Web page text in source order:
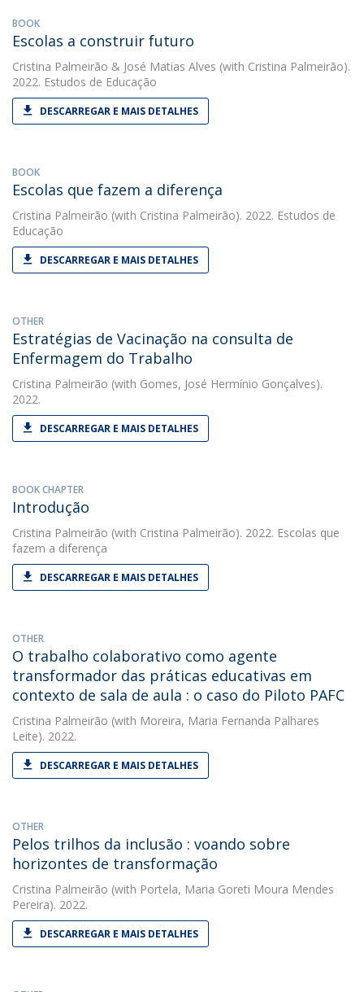
BOOK
Escolas a construir futuro
Cristina Palmeirão & José Matias Alves (with Cristina Palmeirão).
2022. Estudos de Educação
DESCARREGAR E MAIS DETALHES
BOOK
Escolas que fazem a diferença
Cristina Palmeirão (with Cristina Palmeirão). 2022. Estudos de
Educação
DESCARREGAR E MAIS DETALHES
OTHER
Estratégias de Vacinação na consulta de
Enfermagem do Trabalho
Cristina Palmeirão (with Gomes, José Hermínio Gonçalves).
2022.
DESCARREGAR E MAIS DETALHES
BOOK CHAPTER
Introdução
Cristina Palmeirão (with Cristina Palmeirão). 2022. Escolas que
fazem a diferença
DESCARREGAR E MAIS DETALHES
OTHER
O trabalho colaborativo como agente
transformador das práticas educativas em
contexto de sala de aula : o caso do Piloto PAFC
Cristina Palmeirão (with Moreira, Maria Fernanda Palhares
Leite). 2022.
DESCARREGAR E MAIS DETALHES
OTHER
Pelos trilhos da inclusão : voando sobre
horizontes de transformação
Cristina Palmeirão (with Portela, Maria Goreti Moura Mendes
Pereira). 2022.
DESCARREGAR E MAIS DETALHES